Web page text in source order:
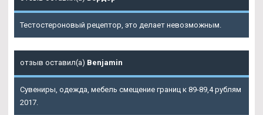
Тестостероновый рецептор, это делает невозможным.
отзыв оставил(а) Benjamin
Сувениры, одежда, мебель смещение границ к 89-89,4 рублям
2017.